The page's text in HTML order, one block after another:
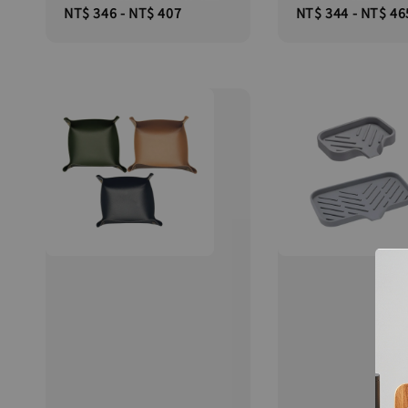
Regular
NT$ 346- NT$ 407
Regular
NT$ 344 - NT$